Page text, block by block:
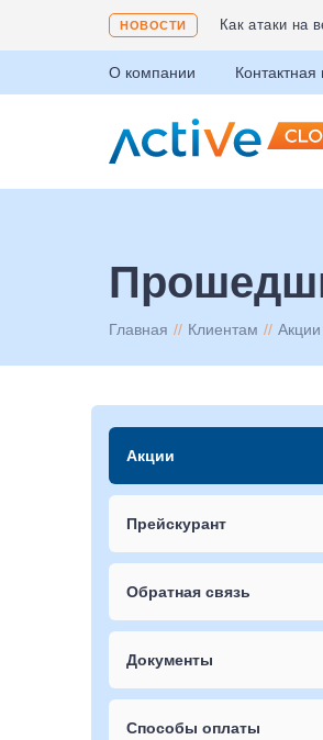
НОВОСТИ Как атаки на
О компании
Главная Клиентам Акции
Акции
Прейскурант
Обратная связь
Документы
Способы оплаты